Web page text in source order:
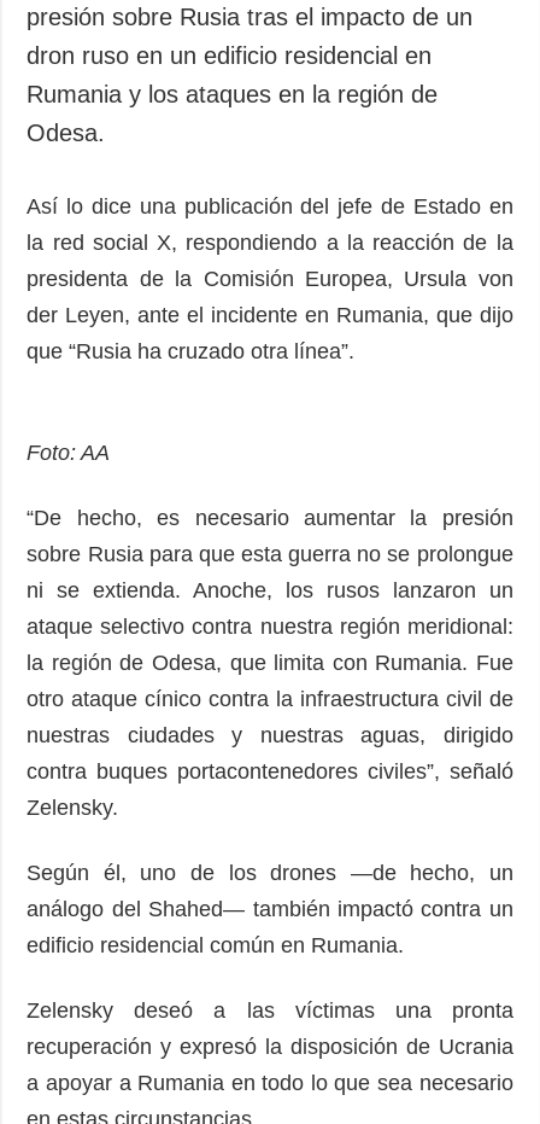
presión sobre Rusia tras el impacto de un
dron ruso en un edificio residencial en
Rumania y los ataques en la región de
Odesa.
Así lo dice una publicación del jefe de Estado en
la red social X, respondiendo a la reacción de la
presidenta de la Comisión Europea, Ursula von
der Leyen, ante el incidente en Rumania, que dijo
que “Rusia ha cruzado otra línea”.
Foto: AA
“De hecho, es necesario aumentar la presión
sobre Rusia para que esta guerra no se prolongue
ni se extienda. Anoche, los rusos lanzaron un
ataque selectivo contra nuestra región meridional:
la región de Odesa, que limita con Rumania. Fue
otro ataque cínico contra la infraestructura civil de
nuestras ciudades y nuestras aguas, dirigido
contra buques portacontenedores civiles”, señaló
Zelensky.
Según él, uno de los drones —de hecho, un
análogo del Shahed— también impactó contra un
edificio residencial común en Rumania.
Zelensky deseó a las víctimas una pronta
recuperación y expresó la disposición de Ucrania
a apoyar a Rumania en todo lo que sea necesario